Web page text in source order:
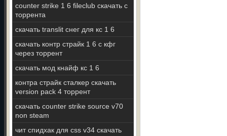
counter strike 1 6 fileclub скачать с
торрента
скачать translit снег для кс 1 6
скачать контр страйк 1 6 с кфг
через торрент
скачать мод кнайф кс 1 6
контра страйк сталкер скачать
version pack 4 торрент
скачать counter strike source v70
non steam
чит спидхак для css v34 скачать